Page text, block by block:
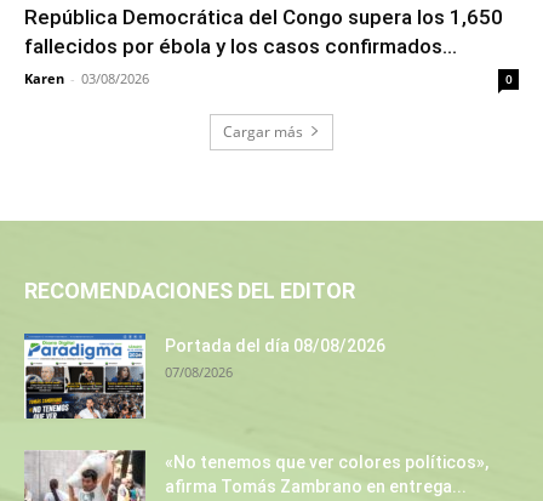
República Democrática del Congo supera los 1,650
fallecidos por ébola y los casos confirmados...
Karen - 03/08/2026 0
Cargar más
RECOMENDACIONES DEL EDITOR
Portada del día 08/08/2026
07/08/2026
«No tenemos que ver colores políticos»,
afirma Tomás Zambrano en entrega...